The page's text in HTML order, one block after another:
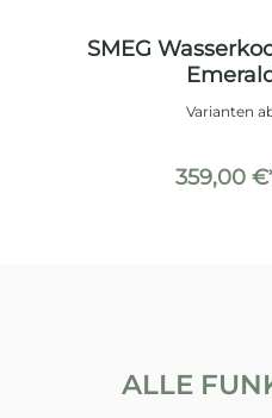
SMEG
Varianten
359,00
ALLE